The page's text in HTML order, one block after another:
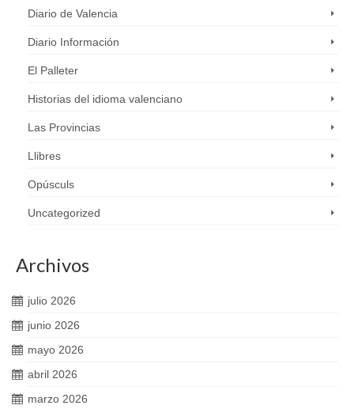
Diario de Valencia
Diario Información
El Palleter
Historias del idioma valenciano
Las Provincias
Llibres
Opúsculs
Uncategorized
Archivos
julio 2026
junio 2026
mayo 2026
abril 2026
marzo 2026